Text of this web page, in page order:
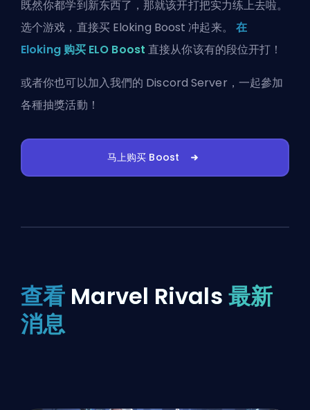
既然你都学到新东西了，那就该开打把实力练上去啦。
选个游戏，直接买 Eloking Boost 冲起来。 在
Eloking 购买 ELO Boost 直接从你该有的段位开打！
或者你也可以加入我們的 Discord Server ，一起參加
各種抽獎活動！
马上购买 Boost
查看 Marvel Rivals 最新
消息